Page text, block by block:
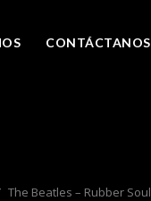
CONTÁCTANOS
The Beatles – Rubber Soul